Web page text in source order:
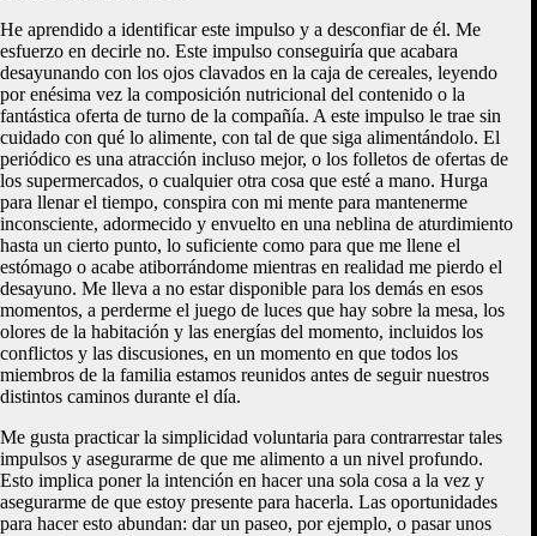
He aprendido a identificar este impulso y a desconfiar de él. Me
esfuerzo en decirle no. Este impulso conseguiría que acabara
desayunando con los ojos clavados en la caja de cereales, leyendo
por enésima vez la composición nutricional del contenido o la
fantástica oferta de turno de la compañía. A este impulso le trae sin
cuidado con qué lo alimente, con tal de que siga alimentándolo. El
periódico es una atracción incluso mejor, o los folletos de ofertas de
los supermercados, o cualquier otra cosa que esté a mano. Hurga
para llenar el tiempo, conspira con mi mente para mantenerme
inconsciente, adormecido y envuelto en una neblina de aturdimiento
hasta un cierto punto, lo suficiente como para que me llene el
estómago o acabe atiborrándome mientras en realidad me pierdo el
desayuno. Me lleva a no estar disponible para los demás en esos
momentos, a perderme el juego de luces que hay sobre la mesa, los
olores de la habitación y las energías del momento, incluidos los
conflictos y las discusiones, en un momento en que todos los
miembros de la familia estamos reunidos antes de seguir nuestros
distintos caminos durante el día.
Me gusta practicar la simplicidad voluntaria para contrarrestar tales
impulsos y asegurarme de que me alimento a un nivel profundo.
Esto implica poner la intención en hacer una sola cosa a la vez y
asegurarme de que estoy presente para hacerla. Las oportunidades
para hacer esto abundan: dar un paseo, por ejemplo, o pasar unos